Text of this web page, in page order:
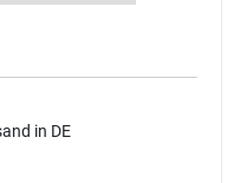
in DE